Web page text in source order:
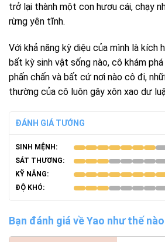
trở lại thành một con hươu cái, chạy
rừng yên tĩnh.
Với khả năng kỳ diệu của mình là kích
bất kỳ sinh vật sống nào, cô khám
phấn chấn và bất cứ nơi nào cô đi,
thường của cô luôn gây xôn xao dư
ĐÁNH GIÁ TƯỚNG
SINH MỆNH:
SÁT THƯƠNG:
KỸ NĂNG:
ĐỘ KHÓ:
Bạn đánh giá về Yao như thế